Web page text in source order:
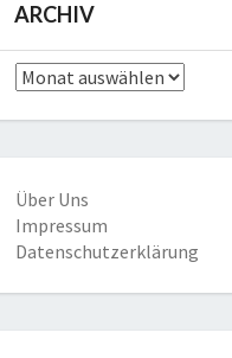
ARCHIV
Archiv
Über Uns
Impressum
Datenschutzerklärung